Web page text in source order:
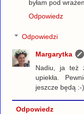
byłam pod
Odpowiedz
Odpowiedzi
Margarytka
Nadiu, ja też
upiekła.
jeszcze będą :-
Odpowiedz